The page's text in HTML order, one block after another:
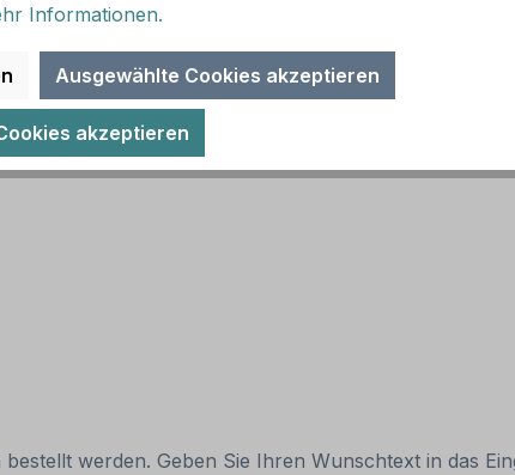
werden. Geben Sie Ihren Wunschtext in das
Informationen.
Ausgewählte Cookies akzeptieren
akzeptieren